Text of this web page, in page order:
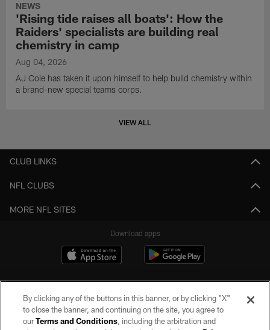
NEWS
'Rising tide raises all boats': How the
Raiders' specialists are building real
chemistry in camp
Aug 04, 2026
AJ Cole has taken it upon himself to help build chemistry within
a brand-new special teams corps.
VIEW ALL
CLUB LINKS
NFL CLUBS
MORE NFL SITES
Download apps
By clicking any of the buttons in this banner, or by clicking "X"
to close the banner, and continuing on the site, you agree to
ourTerms and Conditions, including the arbitration and